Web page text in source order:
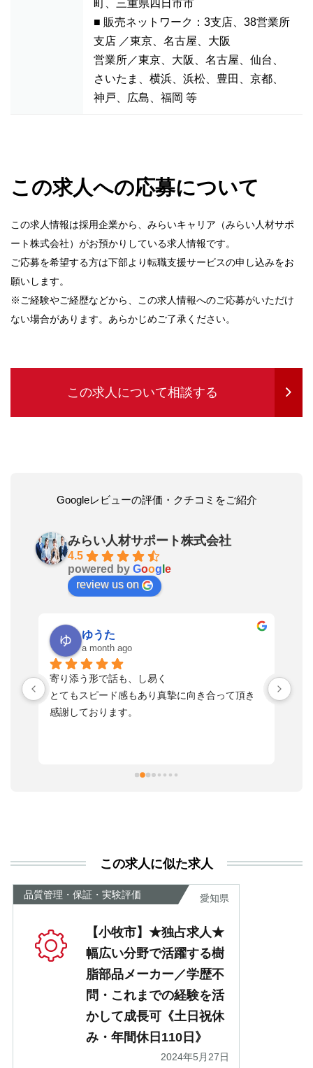
町、三重県四日市市
■ 販売ネットワーク：3支店、38営業所
支店 ／東京、名古屋、大阪
営業所／東京、大阪、名古屋、仙台、
さいたま、横浜、浜松、豊田、京都、
神戸、広島、福岡 等
この求人への応募について
この求人情報は採用企業から、みらいキャリア（みらい人材サポ
ート株式会社）がお預かりしている求人情報です。
ご応募を希望する方は下部より転職支援サービスの申し込みをお
願いします。
※ご経験やご経歴などから、この求人情報へのご応募がいただけ
ない場合があります。あらかじめご了承ください。
この求人について相談する
Googleレビューの評価・クチコミをご紹介
みらい人材サポート株式会社
4.5
powered by Goog e
review us on
ゆうた
a month ago
寄り添う形で話も、し易く
とてもスピード感もあり真摯に向き合って頂き
感謝しております。
が
この求人に似た求人
品質管理・保証・実験評価 愛知県
【小牧市】★独占求人★
幅広い分野で活躍する樹
脂部品メーカー／学歴不
問・これまでの経験を活
かして成長可《土日祝休
み・年間休日110日》
2024年5月27日